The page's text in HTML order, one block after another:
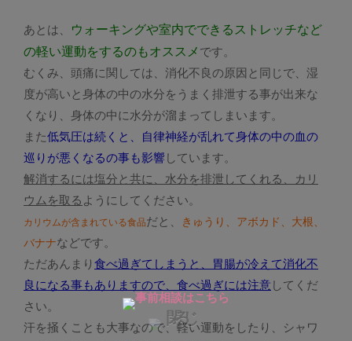
あとは、
ウォーキングや室内でできるストレッチなど
の軽い運動をするのもオススメ です。
むくみ、頭痛に関しては、消化不良の原因と同じで、湿
度が高いと身体の中の水分をうまく排泄する事が出来な
くなり、身体の中に水分が溜まってしまいます。
また低気圧は続くと、自律神経が乱れて身体の中の血の
巡りが悪くなるの事も影響 しています。
解消するには塩分と共に、水分を排泄してくれる、カリ
ウムを取る ようにしてください。
カリウムが含まれている食品だと、
きゅうり、アボカド、大根、
バナナなどです。
ただあんまり 食べ過ぎてしまうと、胃腸が冷えて消化不
良になる事もありますので、食べ過ぎには注意 してくだ
さい。
汗を掻くことも大事なので、軽い運動をしたり、シャワ